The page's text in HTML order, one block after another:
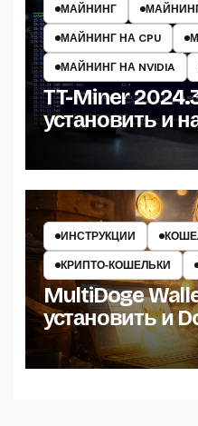
МАЙНИНГ
МАЙНИНГ НА CPU
МАЙНИНГ НА NVIDIA
TT-Miner
установить и
на Windows
ИНСТРУКЦИИ
КРИПТО‑КОШЕЛЬКИ
MultiDoge
установить и
на Windows